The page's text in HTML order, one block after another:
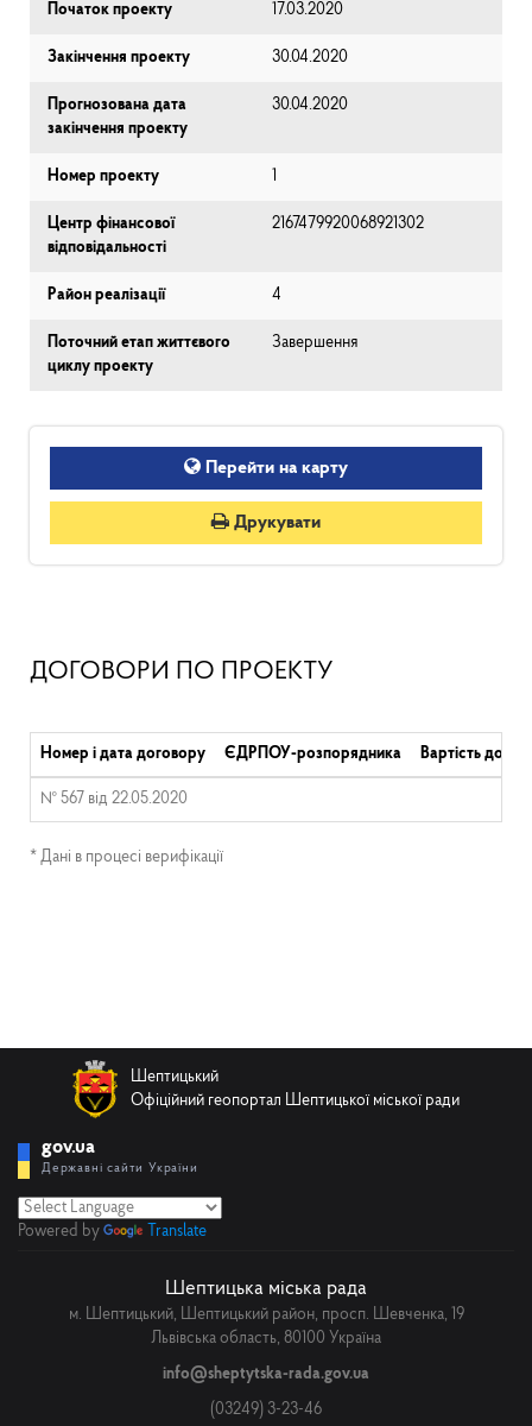
Початок проекту 17.03.2020
Закінчення проекту 30.04.2020
Прогнозована дата
закінчення проекту
30.04.2020
Номер проекту 1
Центр фінансової
відповідальності
2167479920068921302
Район реалізації 4
Поточний етап життєвого
циклу проекту
Завершення
Перейти на карту
Друкувати
ДОГОВОРИ ПО ПРОЕКТУ
Номер і дата договору ЄДРПОУ-розпорядника Вартість
№ 567 від 22.05.2020
* Дані в процесі верифікації
Шептицький
Офіційний геопортал Шептицької міської ради
gov.ua
Державні сайти України
Powered by Translate
Шептицька міська рада
м. Шептицький, Шептицький район, просп. Шевченка, 19
Львівська область, 80100 Україна
info@sheptytska-rada.gov.ua
(03249) 3-23-46